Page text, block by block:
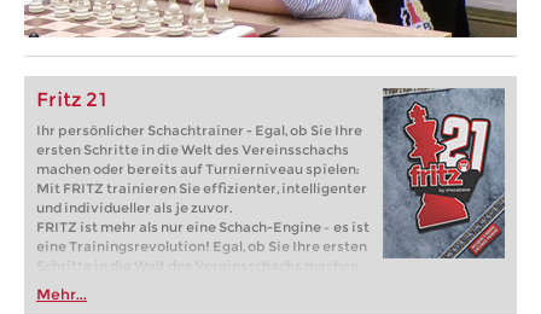
Fritz 21
Ihr persönlicher Schachtrainer - Egal, ob Sie Ihre
ersten Schritte in die Welt des Vereinsschachs
machen oder bereits auf Turnierniveau spielen:
Mit FRITZ trainieren Sie effizienter, intelligenter
und individueller als je zuvor.
FRITZ ist mehr als nur eine Schach-Engine – es ist
eine Trainingsrevolution! Egal, ob Sie Ihre ersten
Schritte in die Welt des Vereinsschachs machen
oder bereits auf Turnierniveau spielen: Mit
FRITZ trainieren Sie effizienter, intelligenter und
Mehr...